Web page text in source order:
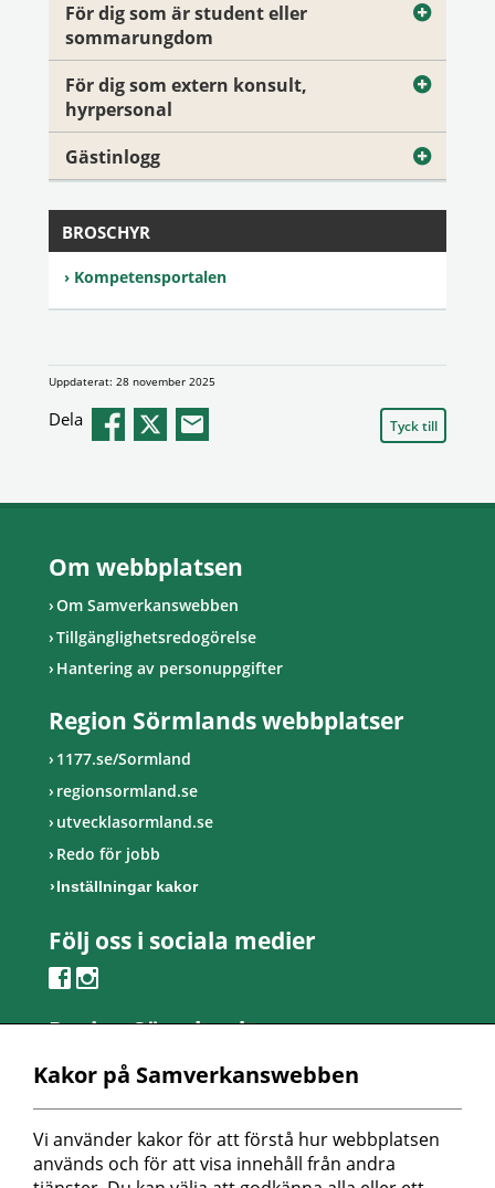
För dig som är student eller
sommarungdom
För dig som extern konsult,
hyrpersonal
Gästinlogg
BROSCHYR
Kompetensportalen
Uppdaterat: 28 november 2025
Dela Tyck till
Om webbplatsen
Om Samverkanswebben
Tillgänglighetsredogörelse
Hantering av personuppgifter
Region Sörmlands webbplatser
1177.se/Sormland
regionsormland.se
utvecklasormland.se
Redo för jobb
Inställningar kakor
Följ oss i sociala medier
Region Sörmland
Kontaktcenter
Telefon: 0155-24 50 00
Besöksadress:
Länsmansvägen 6
Nyköpings lasarett
Kakor på Samverkanswebben
Vi använder kakor för att förstå hur webbplatsen
används och för att visa innehåll från andra